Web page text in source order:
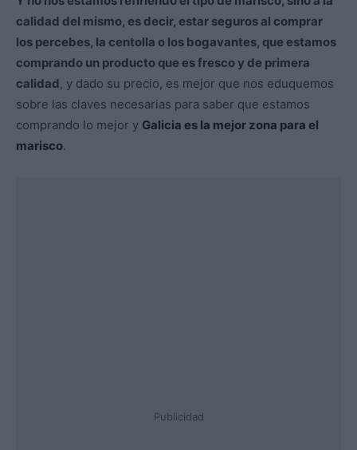
calidad del mismo, es decir, estar seguros al comprar
los percebes, la centolla o los bogavantes, que estamos
comprando un producto que es fresco y de primera
calidad, y dado su precio, es mejor que nos eduquemos
sobre las claves necesarias para saber que estamos
comprando lo mejor y Galicia es la mejor zona para el
marisco.
Publicidad